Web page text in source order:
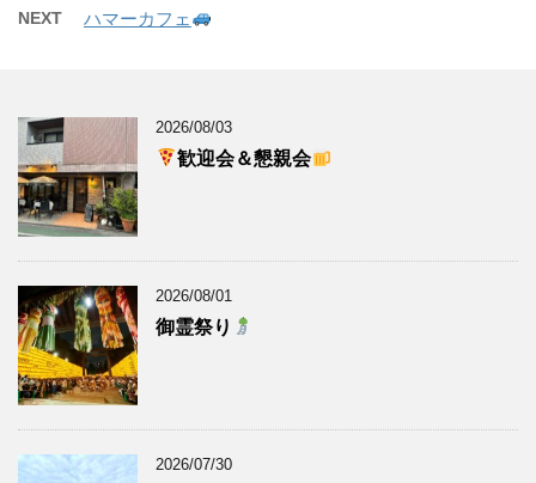
NEXT ハマーカフェ
2026/08/03
歓迎会＆懇親会
2026/08/01
御霊祭り
2026/07/30